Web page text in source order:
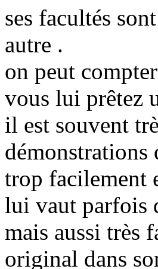
ses facultés
autre .
on peut
vous lui prêtez
il est souvent
démonstrations
trop facilement
lui vaut parfois
mais aussi très
original dans